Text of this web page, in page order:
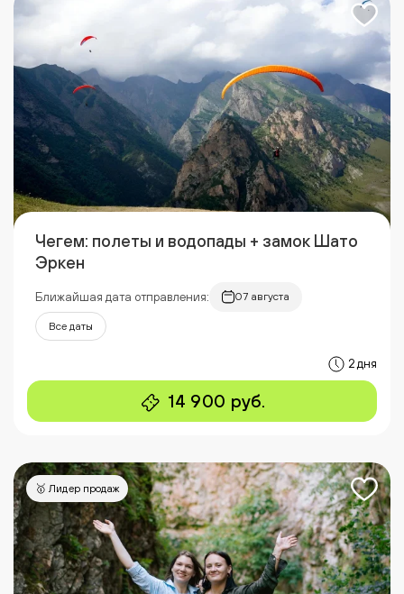
Чегем: полеты и водопады + замок Шато
Эркен
Ближайшая дата отправления: 07 августа
Все даты
2 дня
14 900 руб.
🥇 Лидер продаж